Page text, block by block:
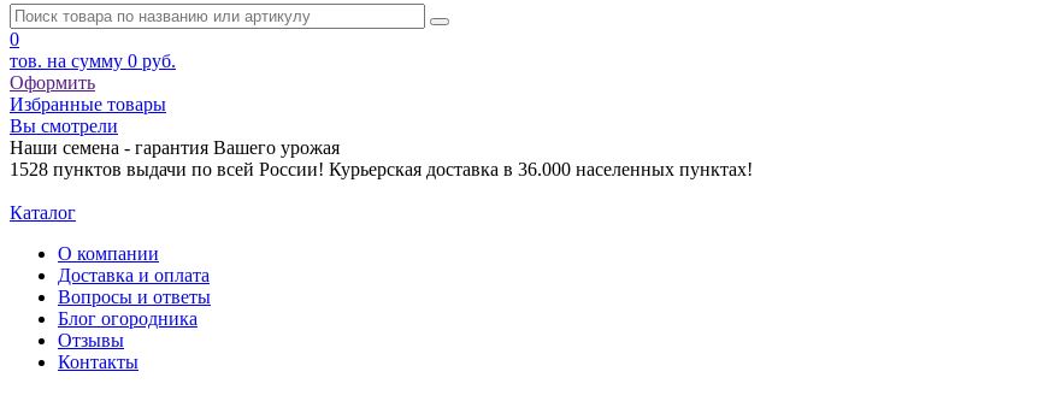
0
тов. на сумму 0 руб.
Оформить
Избранные товары
Вы смотрели
Наши семена - гарантия Вашего урожая
1528 пунктов выдачи по всей России! Курьерская доставка в 36.000 населенных пунктах!
Каталог
О компании
Доставка и оплата
Вопросы и ответы
Блог огородника
Отзывы
Контакты